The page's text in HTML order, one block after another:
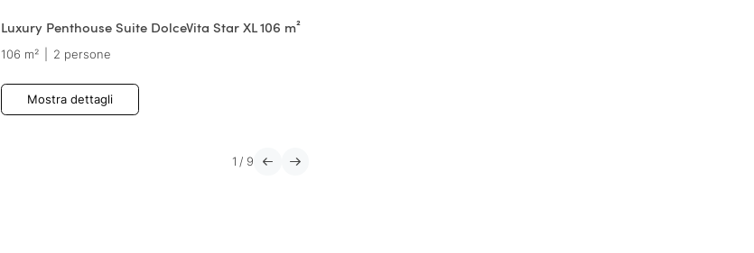
Luxury Penthouse Suite DolceVita Star XL 106 m²
106 m² 2 persone
Mostra dettagli
1 / 9